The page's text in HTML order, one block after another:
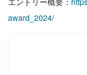
award_2024/